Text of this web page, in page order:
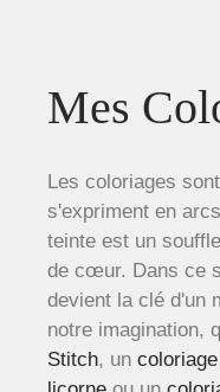
Mes
Les coloriages
s'expriment en
teinte est un
de cœur. Dans ce
devient la clé d'un
notre imagination,
Stitch, un